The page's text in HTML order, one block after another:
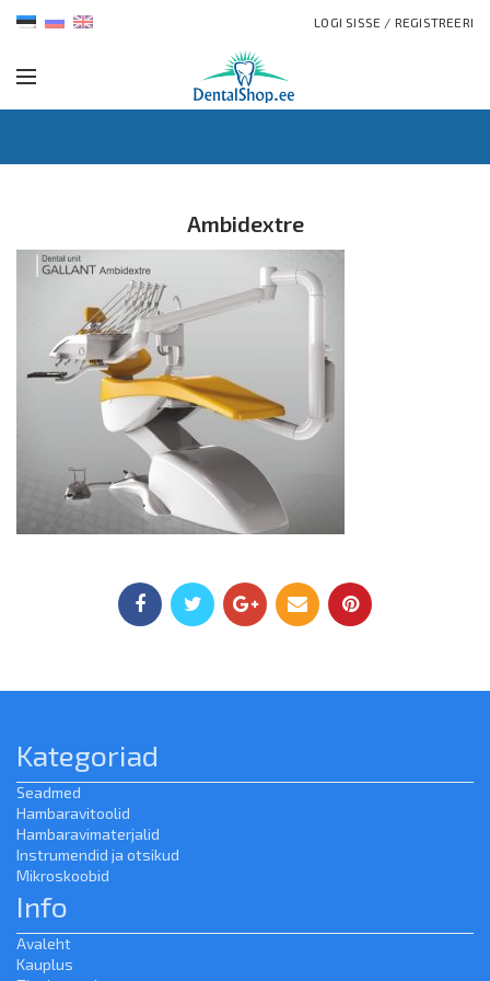
LOGI SISSE / REGISTREERI
Ambidextre
Kategoriad
Seadmed
Hambaravitoolid
Hambaravimaterjalid
Instrumendid ja otsikud
Mikroskoobid
Info
Avaleht
Kauplus